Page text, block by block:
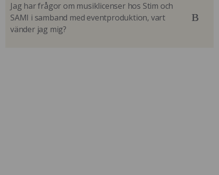
Jag har frågor om musiklicenser hos Stim och
SAMI i samband med eventproduktion, vart
vänder jag mig?